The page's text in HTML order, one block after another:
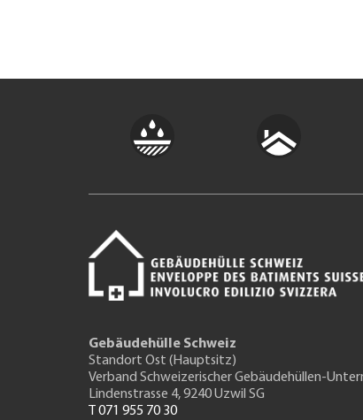
Gebäudehülle Schweiz
Standort Ost (Hauptsitz)
Verband Schweizerischer Gebäudehüllen-
Lindenstrasse 4, 9240 Uzwil SG
T 071 955 70 30